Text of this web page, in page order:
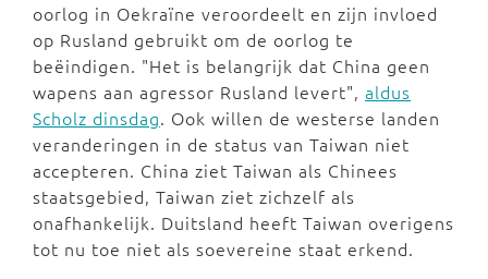
oorlog in Oekraïne veroordeelt en zijn invloed
op Rusland gebruikt om de oorlog te
beëindigen. "Het is belangrijk dat China geen
wapens aan agressor Rusland levert", aldus
Scholz dinsdag. Ook willen de westerse landen
veranderingen in de status van Taiwan niet
accepteren. China ziet Taiwan als Chinees
staatsgebied, Taiwan ziet zichzelf als
onafhankelijk. Duitsland heeft Taiwan overigens
tot nu toe niet als soevereine staat erkend.